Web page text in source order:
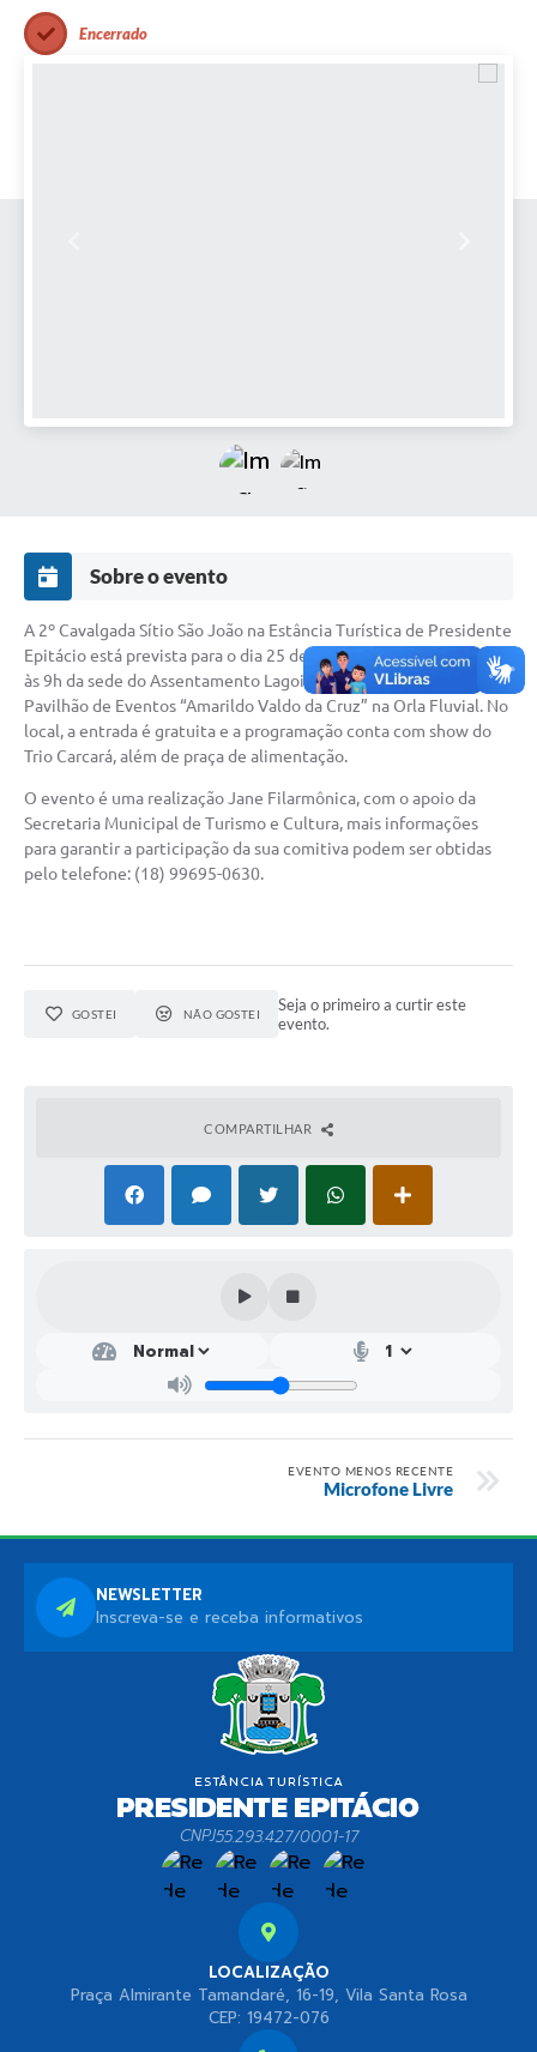
Encerrado
Sobre o evento
A 2º Cavalgada Sítio São João na Estância Turística de Presidente
Epitácio está prevista para o dia 25 de maio, domingo, com saída
às 9h da sede do Assentamento Lagoinha, com destino ao
Pavilhão de Eventos “Amarildo Valdo da Cruz” na Orla Fluvial. No
local, a entrada é gratuita e a programação conta com show do
Trio Carcará, além de praça de alimentação.
O evento é uma realização Jane Filarmônica, com o apoio da
Secretaria Municipal de Turismo e Cultura, mais informações
para garantir a participação da sua comitiva podem ser obtidas
pelo telefone: (18) 99695-0630.
GOSTEI NÃO GOSTEI
Seja o primeiro a curtir este
evento.
COMPARTILHAR
EVENTO MENOS RECENTE
Microfone Livre
LOCALIZAÇÃO
Praça Almirante Tamandaré, 16-19, Vila Santa Rosa
CEP: 19472-076
CNPJ55.293.427/0001-17
NEWSLETTER
Inscreva-se e receba informativos